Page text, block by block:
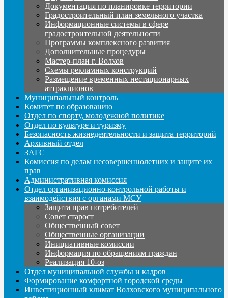
Документация по планировке территории
Градостроительный план земельного участка
Информационные системы в сфере
градостроительной деятельности
Программы комплексного развития
Дополнительные процедуры
Мастер-план г. Волхов
Схемы рекламных конструкций
Размещение временных нестационарных
аттракционов
Муниципальный контроль
Комитет по образованию
Отдел по спорту, молодежной политике
Отдел по культуре и туризму
Безопасность жизнедеятельности и защита территорий
Архивный отдел
ЗАГС
Комиссия по делам несовершеннолетних и защите их
прав
Административная комиссия
Отдел организационно-контрольной работы и
взаимодействия с органами МСУ
Защита прав потребителей
Совет старост
Общественный совет
Общественные организации
Инициативные комиссии
Информация по обращениям граждан
Реализация 10-оз
Отдел муниципальной службы и кадров
Формирование комфортной городской среды
Инвестиционный климат Волховского муниципального